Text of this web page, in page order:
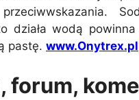
działa wodą
pastę. www.Onytrex.pl
forum,